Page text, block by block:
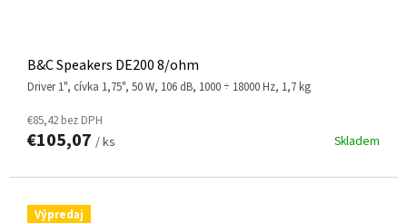
B&C Speakers DE200 8/ohm
driver 1", cívka 1,75", 50 W, 106 dB, 1000 ÷ 18000 Hz, 1,7 kg
Skladem
€85,42 bez DPH
€105,07 / ks
Výpredaj